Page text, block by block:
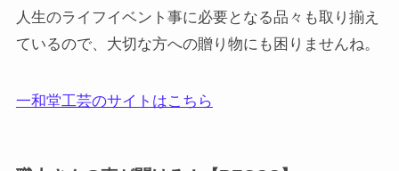
人生のライフイベント事に必要となる品々も取り揃え
ているので、大切な方への贈り物にも困りませんね。
一和堂工芸のサイトはこちら